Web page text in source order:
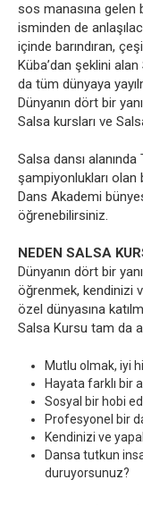
sos manasına gelen
isminden de
içinde barındıran,
Küba’dan şeklini
da tüm dünyaya
Dünyanın dört bir
Salsa kursları ve
Salsa dansı
şampiyonlukları
Dans Akademi
öğrenebilirsiniz.
NEDEN SALSA
Dünyanın dört bir
öğrenmek, kendinizi
özel dünyasına
Salsa Kursu tam da
Mutlu olmak, iyi
Hayata farklı bir
Sosyal bir hobi
Profesyonel bir
Kendinizi ve
Dansa tutkun
duruyorsunuz?